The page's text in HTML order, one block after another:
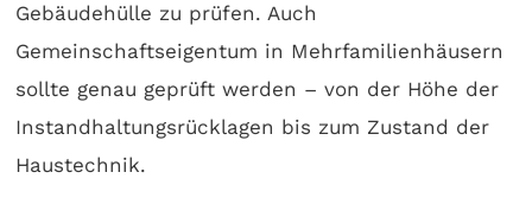
Gebäudehülle zu prüfen. Auch
Gemeinschaftseigentum in Mehrfamilienhäusern
sollte genau geprüft werden – von der Höhe der
Instandhaltungsrücklagen bis zum Zustand der
Haustechnik.